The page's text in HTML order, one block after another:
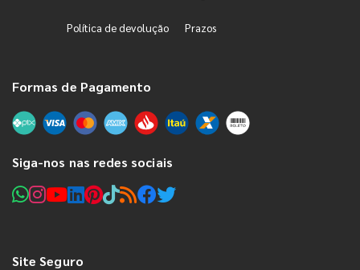
Política de devolução Prazos
Formas de Pagamento
Siga-nos nas redes sociais
Site Seguro